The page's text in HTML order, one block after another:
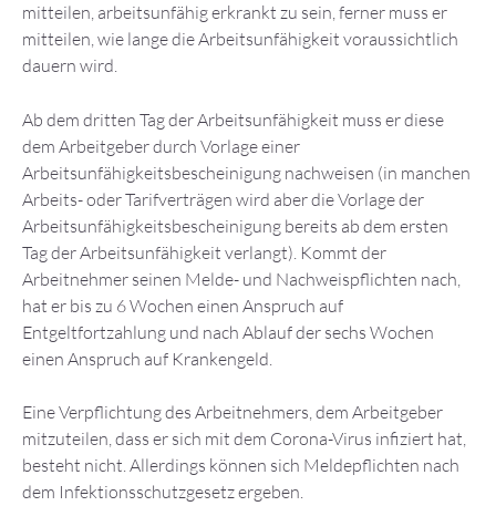
mitteilen, arbeitsunfähig erkrankt zu sein, ferner muss er
mitteilen, wie lange die Arbeitsunfähigkeit voraussichtlich
dauern wird.
Ab dem dritten Tag der Arbeitsunfähigkeit muss er diese
dem Arbeitgeber durch Vorlage einer
Arbeitsunfähigkeitsbescheinigung nachweisen (in manchen
Arbeits- oder Tarifverträgen wird aber die Vorlage der
Arbeitsunfähigkeitsbescheinigung bereits ab dem ersten
Tag der Arbeitsunfähigkeit verlangt). Kommt der
Arbeitnehmer seinen Melde- und Nachweispflichten nach,
hat er bis zu 6 Wochen einen Anspruch auf
Entgeltfortzahlung und nach Ablauf der sechs Wochen
einen Anspruch auf Krankengeld.
Eine Verpflichtung des Arbeitnehmers, dem Arbeitgeber
mitzuteilen, dass er sich mit dem Corona-Virus infiziert hat,
besteht nicht. Allerdings können sich Meldepflichten nach
dem Infektionsschutzgesetz ergeben.